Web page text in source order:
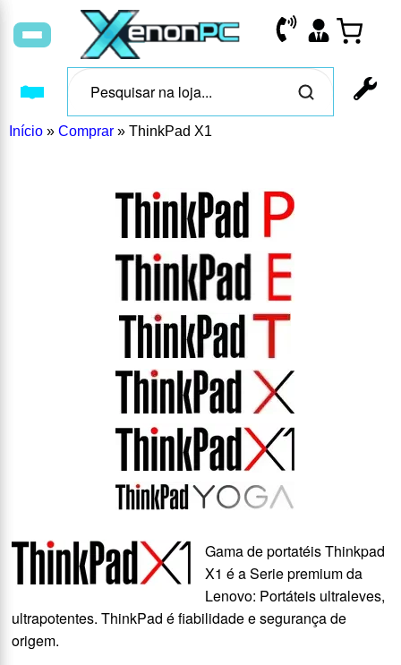
Início » Comprar » ThinkPad X1
Gama de portatéis Thinkpad
X1 é a Serie premium da
Lenovo: Portáteis ultraleves,
ultrapotentes. ThinkPad é fiabilidade e segurança de
origem.